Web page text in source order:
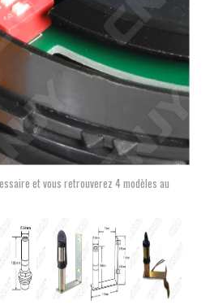
et vous retrouverez 4 modèles au